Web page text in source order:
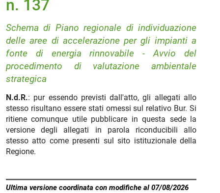
n. 137
Schema di Piano regionale di individuazione
delle aree di accelerazione per gli impianti a
fonte di energia rinnovabile - Avvio del
procedimento di valutazione ambientale
strategica
N.d.R.: pur essendo previsti dall'atto, gli allegati allo
stesso risultano essere stati omessi sul relativo Bur. Si
ritiene comunque utile pubblicare in questa sede la
versione degli allegati in parola riconducibili allo
stesso atto come presenti sul sito istituzionale della
Regione.
Ultima versione coordinata con modifiche al 07/08/2026